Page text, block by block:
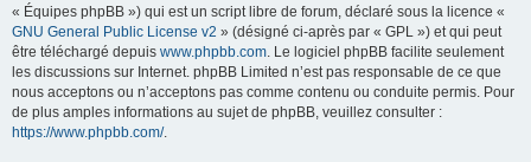
« Équipes phpBB ») qui est un script libre de forum, déclaré sous la licence «
GNU General Public License v2 » (désigné ci-après par « GPL ») et qui peut
être téléchargé depuis www.phpbb.com. Le logiciel phpBB facilite seulement
les discussions sur Internet. phpBB Limited n’est pas responsable de ce que
nous acceptons ou n’acceptons pas comme contenu ou conduite permis. Pour
de plus amples informations au sujet de phpBB, veuillez consulter :
https://www.phpbb.com/.